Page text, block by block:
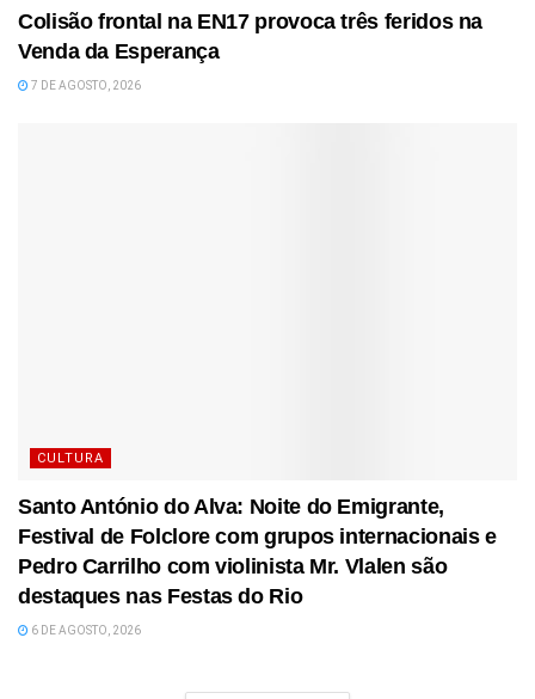
Colisão frontal na EN17 provoca três feridos na
Venda da Esperança
7 DE AGOSTO, 2026
CULTURA
Santo António do Alva: Noite do Emigrante,
Festival de Folclore com grupos internacionais e
Pedro Carrilho com violinista Mr. Vlalen são
destaques nas Festas do Rio
6 DE AGOSTO, 2026